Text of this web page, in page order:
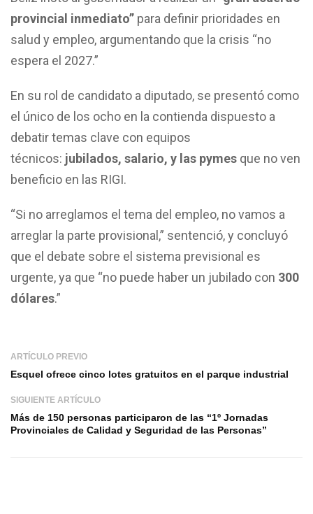
provincial inmediato” para definir prioridades en
salud y empleo, argumentando que la crisis “no
espera el 2027.”
En su rol de candidato a diputado, se presentó como
el único de los ocho en la contienda dispuesto a
debatir temas clave con equipos
técnicos: jubilados, salario, y las pymes que no ven
beneficio en las RIGI.
“Si no arreglamos el tema del empleo, no vamos a
arreglar la parte provisional,” sentenció, y concluyó
que el debate sobre el sistema previsional es
urgente, ya que “no puede haber un jubilado con 300
dólares.”
ARTÍCULO PREVIO
Esquel ofrece cinco lotes gratuitos en el parque industrial
SIGUIENTE ARTÍCULO
Más de 150 personas participaron de las “1º Jornadas
Provinciales de Calidad y Seguridad de las Personas”